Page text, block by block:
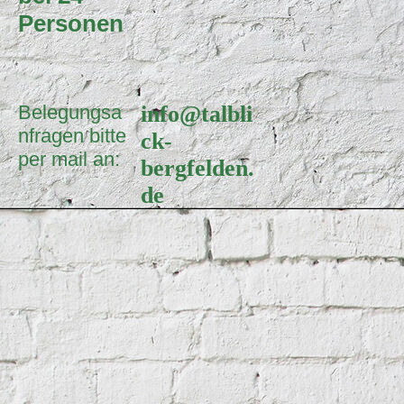
Personen
Belegungsa
nfragen bitte
per mail an:
info@talbli
ck-
bergfelden.
de